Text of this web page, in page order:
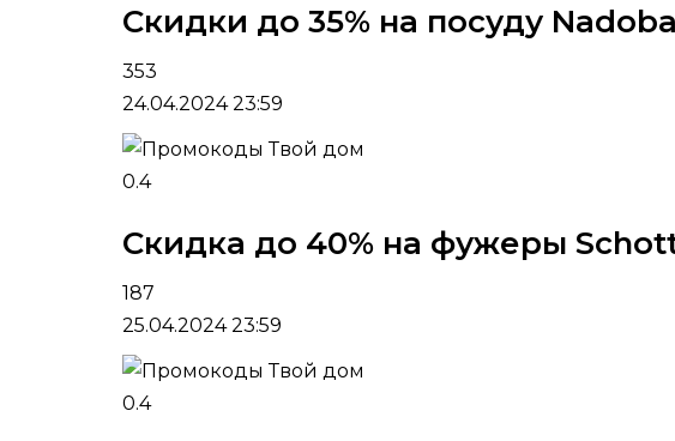
Скидки до 35% на посуду
353
24.04.2024 23:59
0.4
Скидка до 40% на фужеры
187
25.04.2024 23:59
0.4